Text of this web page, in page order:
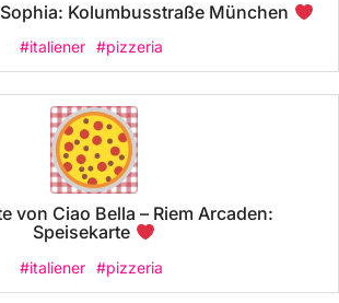
Kolumbusstraße München
#italiener #pizzeria
von Ciao Bella – Riem Arcaden:
Speisekarte
#italiener #pizzeria